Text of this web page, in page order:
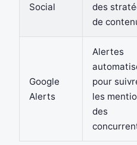
Social
des
de
Google
Alerts
Alertes
pour
les
des